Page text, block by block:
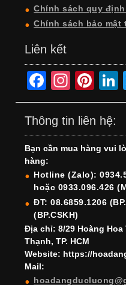
Chính sách quy
Chính sách bảo mật
Liên kết
F
a
c
e
b
o
o
k
In
st
a
gr
a
m
Pi
nt
er
e
st
Thông tin liên hệ:
Bạn cần mua hàng vui
hàng:
Hotline (Zalo):
hoặc 0933.096.426
ĐT: 08.6859.1206
(BP.CSKH)
Địa chỉ: 8/29 Hoàng Hoa
Thạnh, TP. HCM
Website: https://
Mail: